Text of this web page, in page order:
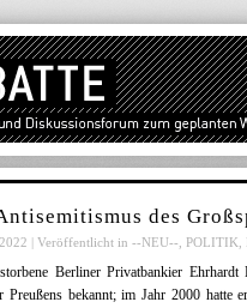
des
| Veröffentlicht in --NEU-- POLITIK
Berliner Privatbankier
Preußens bekannt; im Jahr 2000 hatte